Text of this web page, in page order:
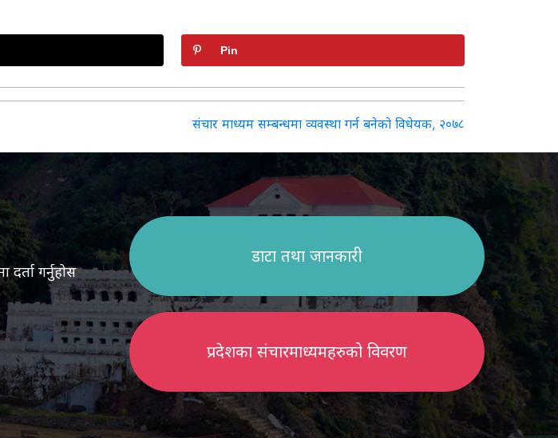
Pin
संचार माध्यम सम्बन्धमा व्यवस्था गर्न बनेको विधेयक, २०७८
गर्नुहोस
डाटा तथा जानकारी
प्रदेशका संचारमाध्यमहरुको विवरण